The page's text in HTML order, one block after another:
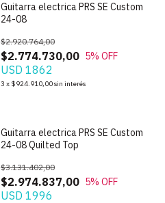
Guitarra electrica PRS SE Custom
24-08
$2.774.730,00
$2.920.764,00
5% OFF
USD 1862
3 x $924.910,00sin interés
Guitarra electrica PRS SE Custom
24-08 Quilted Top
$2.974.837,00
$3.131.402,00
5% OFF
USD 1996